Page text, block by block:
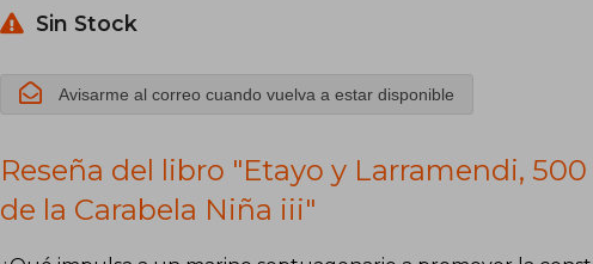
Sin Stock
Avisarme al correo cuando vuelva a estar disponible
Reseña del libro "Etayo y Larramendi,
de la Carabela Niña iii"